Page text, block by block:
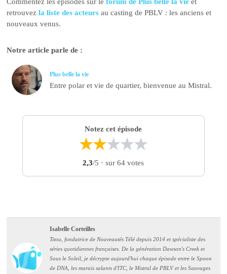
retrouvezla liste des acteurs au casting de PBLV : les anciens et
nouveaux venus.
Notre article parle de :
Plus belle la vie
Entre polar et vie de quartier, bienvenue au Mistral.
Notez cet épisode
★★★★★
2,3/5 · sur 64 votes
Isabelle Corteilles
Titou, fondatrice de Nouveautés Télé depuis 2014 et spécialiste des
séries quotidiennes françaises. De la génération Dawson's Creek et
Sous le Soleil, je décrypte aujourd'hui chaque épisode entre le Spoon
de DNA, les marais salants d'ITC, le Mistral de PBLV et les Sauvages